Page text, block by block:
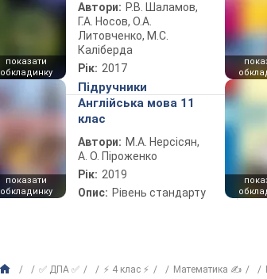
показати
обкладинку
Автори: Р.В. Шаламов,
Г.А. Носов, О.А.
Литовченко, М.С.
Каліберда
Рік: 2017
показати
обкладинку
Підручники
Англійська мова 11
клас
Автори: М.А. Нерсісян,
А. О. Піроженко
Рік: 2019
Опис: Рівень стандарту
✅ ДПА ✅ ⚡ 4 клас ⚡ Математика ✍